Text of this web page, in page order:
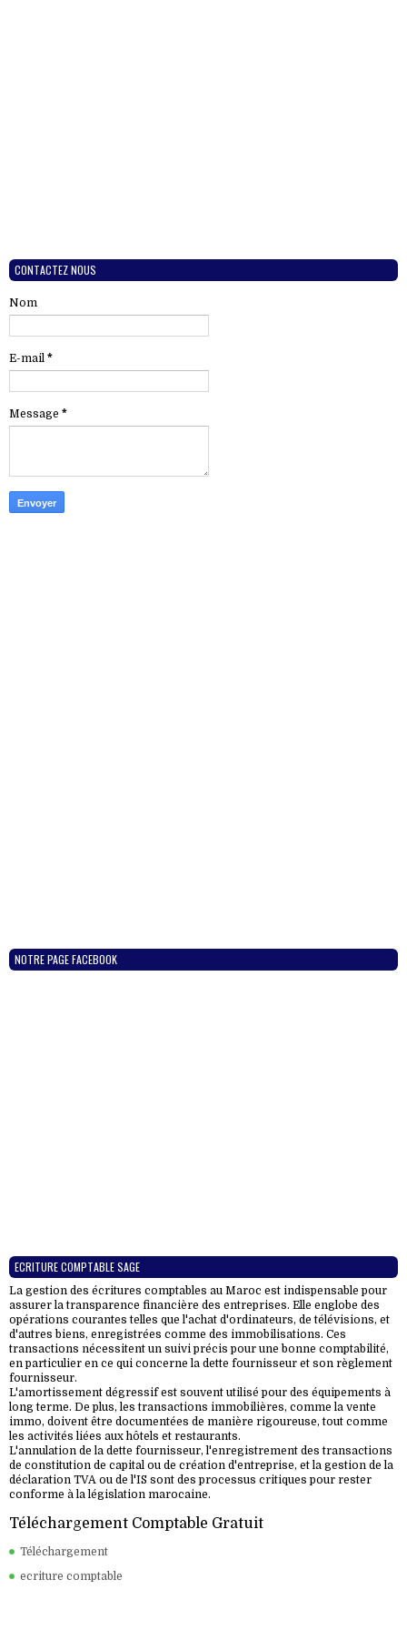
CONTACTEZ NOUS
Nom
E-mail *
Message *
NOTRE PAGE FACEBOOK
ECRITURE COMPTABLE SAGE
La gestion des écritures comptables au Maroc est indispensable pour
assurer la transparence financière des entreprises. Elle englobe des
opérations courantes telles que l'achat d'ordinateurs, de télévisions, et
d'autres biens, enregistrées comme des immobilisations. Ces
transactions nécessitent un suivi précis pour une bonne comptabilité,
en particulier en ce qui concerne la dette fournisseur et son règlement
fournisseur.
L'amortissement dégressif est souvent utilisé pour des équipements à
long terme. De plus, les transactions immobilières, comme la vente
immo, doivent être documentées de manière rigoureuse, tout comme
les activités liées aux hôtels et restaurants.
L'annulation de la dette fournisseur, l'enregistrement des transactions
de constitution de capital ou de création d'entreprise, et la gestion de la
déclaration TVA ou de l'IS sont des processus critiques pour rester
conforme à la législation marocaine.
Téléchargement Comptable Gratuit
Téléchargement
ecriture comptable